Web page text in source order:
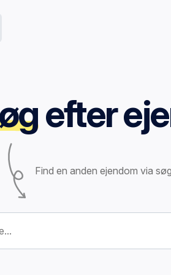
efter
Find en anden ejendom via